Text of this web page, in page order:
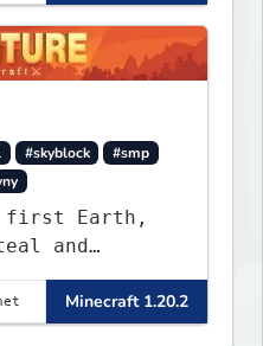
#skyblock
#smp
first Earth,
and
set in version
ready to
you will
Minecraft 1.20.2